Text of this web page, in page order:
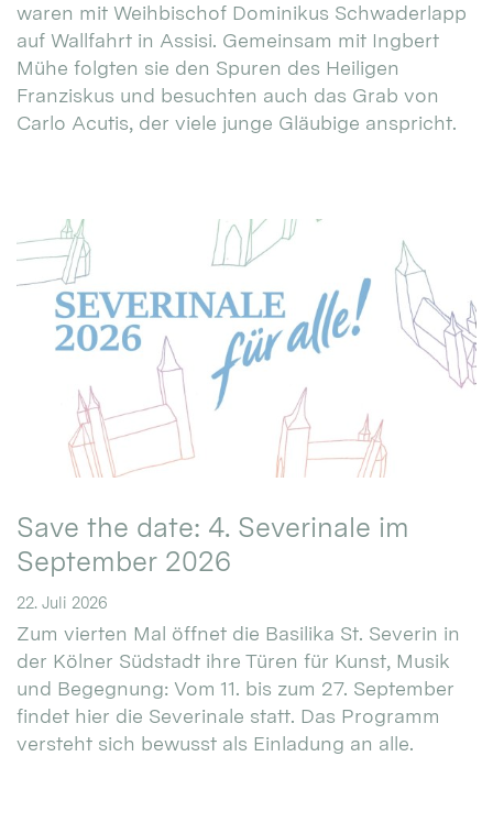
waren mit Weihbischof Dominikus Schwaderlapp
auf Wallfahrt in Assisi. Gemeinsam mit Ingbert
Mühe folgten sie den Spuren des Heiligen
Franziskus und besuchten auch das Grab von
Carlo Acutis, der viele junge Gläubige anspricht.
Save the date: 4. Severinale im
September 2026
22. Juli 2026
Zum vierten Mal öffnet die Basilika St. Severin in
der Kölner Südstadt ihre Türen für Kunst, Musik
und Begegnung: Vom 11. bis zum 27. September
findet hier die Severinale statt. Das Programm
versteht sich bewusst als Einladung an alle.